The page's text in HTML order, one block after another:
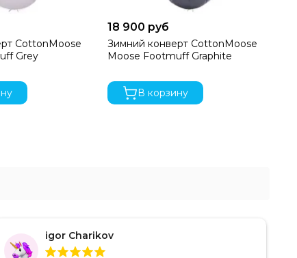
CottonMoose
Grey
18 900 руб
Зимний конверт CottonMoose
Moose Footmuff Graphite
В корзину
igor Charikov